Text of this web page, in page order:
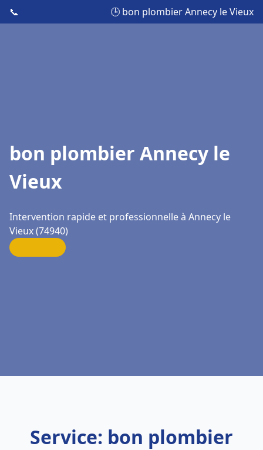
📞 🕒 bon plombier Annecy le Vieux
bon plombier Annecy le
Vieux
Intervention rapide et professionnelle à Annecy le
Vieux (74940)
Service: bon plombier